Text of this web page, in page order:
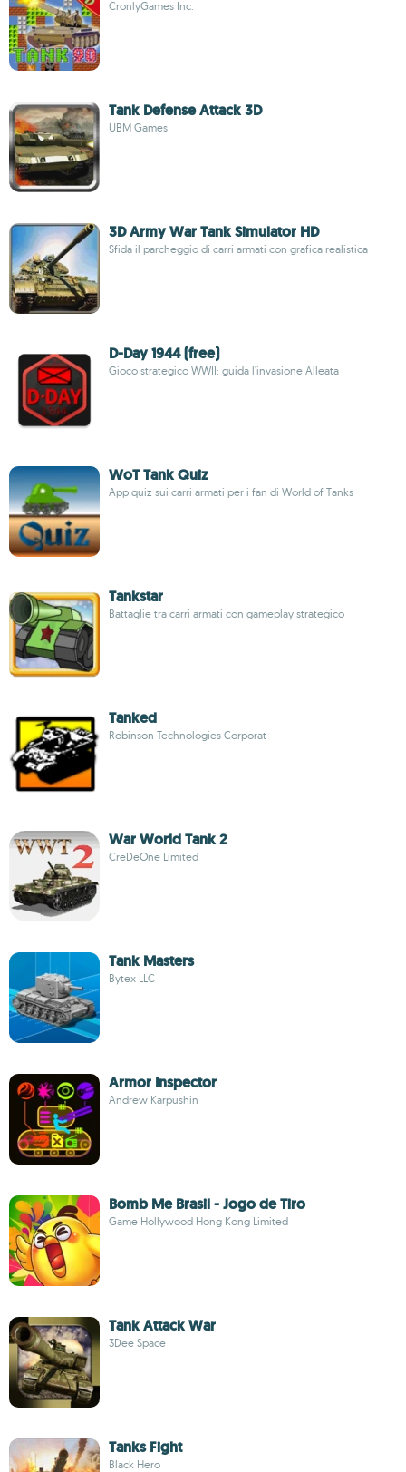
CronlyGames Inc.
Tank Defense Attack 3D
UBM Games
3D Army War Tank Simulator HD
Sfida il parcheggio di carri armati con grafica realistica
D-Day 1944 (free)
Gioco strategico WWII: guida l'invasione Alleata
WoT Tank Quiz
App quiz sui carri armati per i fan di World of Tanks
Tankstar
Battaglie tra carri armati con gameplay strategico
Tanked
Robinson Technologies Corporat
War World Tank 2
CreDeOne Limited
Tank Masters
Bytex LLC
Armor Inspector
Andrew Karpushin
Bomb Me Brasil - Jogo de Tiro
Game Hollywood Hong Kong Limited
Tank Attack War
3Dee Space
Tanks Fight
Black Hero